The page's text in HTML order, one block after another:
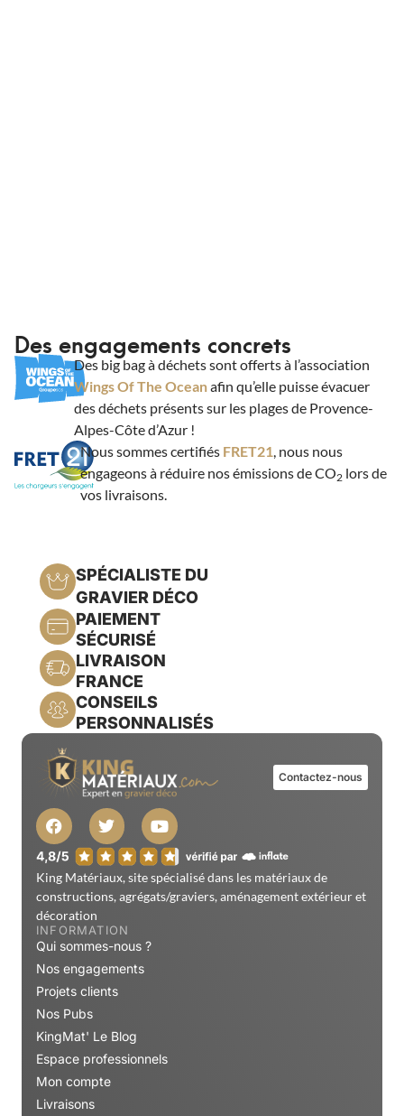
Wings Of The Ocean afin qu’elle puisse évacuer
des déchets présents sur les plages de Provence-
Alpes-Côte d’Azur !
Nous sommes certifiésFRET21, nous nous
engageons à réduire nos émissions de CO
vos livraisons.
PAIEMENT
SÉCURISÉ
LIVRAISON
FRANCE
CONSEILS
PERSONNALISÉS
Contactez-nous
King Matériaux, site spécialisé dans les matériaux de
constructions, agrégats/graviers, aménagement extérieur et
décoration
INFORMATION
Qui sommes-nous ?
Nos engagements
Projets clients
Nos Pubs
KingMat' Le Blog
Espace professionnels
Mon compte
Livraisons
Cacul de tonnage
PRODUITS